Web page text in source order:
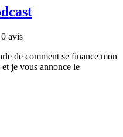
avis
de comment se finance mon
je vous annonce le